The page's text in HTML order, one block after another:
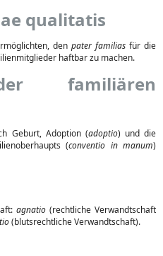
qualitatis
den pater familias für die
haftbar zu machen.
familiären
Geburt, Adoption (adoptio) und die
(conventio in manum)
agnatio (rechtliche Verwandtschaft
(blutsrechtliche Verwandtschaft).